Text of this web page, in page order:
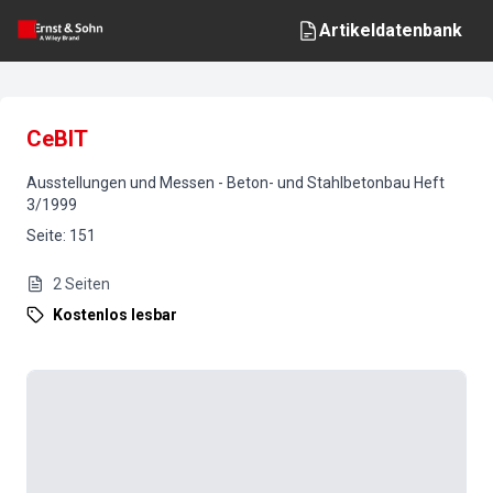
Artikeldatenbank
CeBIT
Ausstellungen und Messen - Beton- und Stahlbetonbau Heft
3/1999
Seite: 151
2 Seiten
Kostenlos lesbar